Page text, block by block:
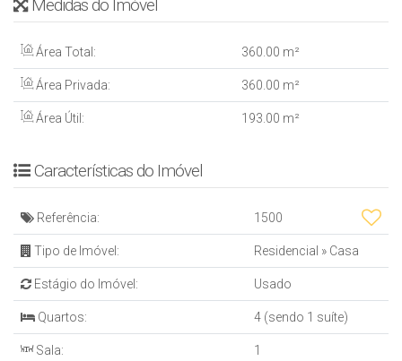
Medidas do Imóvel
Área Total: 360.00 m²
Área Privada: 360.00 m²
Área Útil: 193.00 m²
Características do Imóvel
Referência: 1500
Tipo de Imóvel: Residencial » Casa
Estágio do Imóvel: Usado
Quartos: 4 (sendo 1 suíte)
Sala: 1